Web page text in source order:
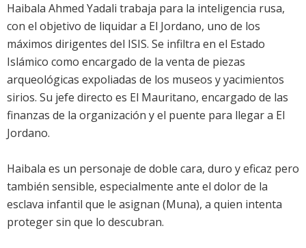
Haibala Ahmed Yadali trabaja para la inteligencia rusa,
con el objetivo de liquidar a El Jordano, uno de los
máximos dirigentes del ISIS. Se infiltra en el Estado
Islámico como encargado de la venta de piezas
arqueológicas expoliadas de los museos y yacimientos
sirios. Su jefe directo es El Mauritano, encargado de las
finanzas de la organización y el puente para llegar a El
Jordano.
Haibala es un personaje de doble cara, duro y eficaz pero
también sensible, especialmente ante el dolor de la
esclava infantil que le asignan (Muna), a quien intenta
proteger sin que lo descubran.